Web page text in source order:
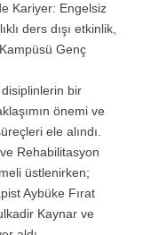
Kariyer: Engelsiz
ders dışı etkinlik,
Genç
bir
önemi ve
ele alındı.
Rehabilitasyon
üstlenirken;
Aybüke Fırat
Kaynar ve